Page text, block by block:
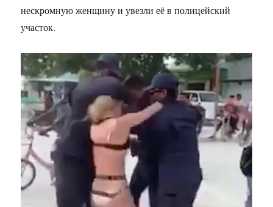
нескромную женщину и увезли её в полицейский
участок.